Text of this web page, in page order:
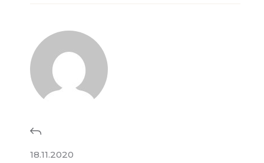
18.11.2020